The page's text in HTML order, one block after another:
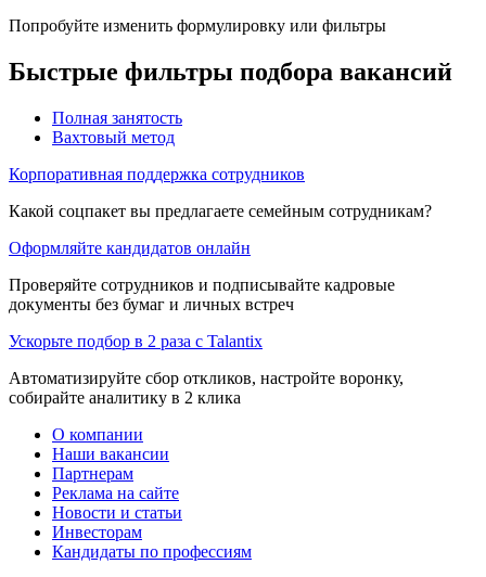
Попробуйте изменить формулировку или фильтры
Быстрые фильтры подбора вакансий
Полная занятость
Вахтовый метод
Корпоративная поддержка сотрудников
Какой соцпакет вы предлагаете семейным сотрудникам?
Оформляйте кандидатов онлайн
Проверяйте сотрудников и подписывайте кадровые
документы без бумаг и личных встреч
Ускорьте подбор в 2 раза с Talantix
Автоматизируйте сбор откликов, настройте воронку,
собирайте аналитику в 2 клика
О компании
Наши вакансии
Партнерам
Реклама на сайте
Новости и статьи
Инвесторам
Кандидаты по профессиям